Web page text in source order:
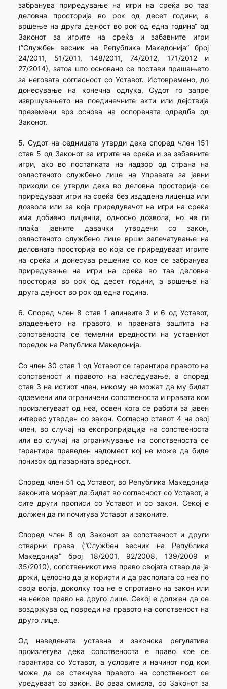
забранува приредување на игри на среќа во таа
деловна просторија во рок од десет години, а
вршење на друга дејност во рок од една година“ од
Законот за игрите на среќа и забавните игри
(”Службен весник на Република Македонија” број
24/2011, 51/2011, 148/2011, 74/2012, 171/2012 и
27/2014), затоа што основано се постави прашањето
за неговата согласност со Уставот. Истовремено, до
донесување на конечна одлука, Судот го запре
извршувањето на поединечните акти или дејствија
преземени врз основа на оспорената одредба од
Законот.
5. Судот на седницата утврди дека според член 151
став 5 од Законот за игрите на среќа и за забавните
игри, ако во постапката на надзор од страна на
овластеното службено лице на Управата за јавни
приходи се утврди дека во деловна просторија се
приредуваат игри на среќа без издадена лиценца или
дозвола или за која приредувачот на игри на среќа
има добиено лиценца, односно дозвола, но не ги
плаќа јавните давачки утврдени со закон,
овластеното службено лице врши запечатување на
деловната просторија во која се приредуваат игрите
на среќа и донесува решение со кое се забранува
приредување на игри на среќа во таа деловна
просторија во рок од десет години, а вршење на
друга дејност во рок од една година.
6. Според член 8 став 1 алинеите 3 и 6 од Уставот,
владеењето на правото и правната заштита на
сопственоста се темелни вредности на уставниот
поредок на Република Македонија.
Со член 30 став 1 од Уставот се гарантира правото на
сопственост и правото на наследување, а според
став 3 на истиот член, никому не можат да му бидат
одземени или ограничени сопственоста и правата кои
произлегуваат од неа, освен кога се работи за јавен
интерес утврден со закон. Согласно ставот 4 на овој
член, во случај на експропријација на сопственоста
или во случај на ограничување на сопственоста се
гарантира праведен надомест кој не може да биде
понизок од пазарната вредност.
Според член 51 од Уставот, во Република Македонија
законите мораат да бидат во согласност со Уставот, а
сите други прописи со Уставот и со закон. Секој е
должен да ги почитува Уставот и законите.
Според член 8 од Законот за сопственост и други
стварни права (“Службен весник на Република
Македонија” број 18/2001, 92/2008, 139/2009 и
35/2010), сопственикот има право својата ствар да ја
држи, целосно да ја користи и да располага со неа по
своја волја, доколку тоа не е спротивно на закон или
на некое право на друго лице. Секој е должен да се
воздржува од повреди на правото на сопственост на
друго лице.
Од наведената уставна и законска регулатива
произлегува дека сопственоста е право кое се
гарантира со Уставот, а условите и начинот под кои
може да се стекнува правото на сопственост се
уредуваат со закон. Во оваа смисла, со Законот за